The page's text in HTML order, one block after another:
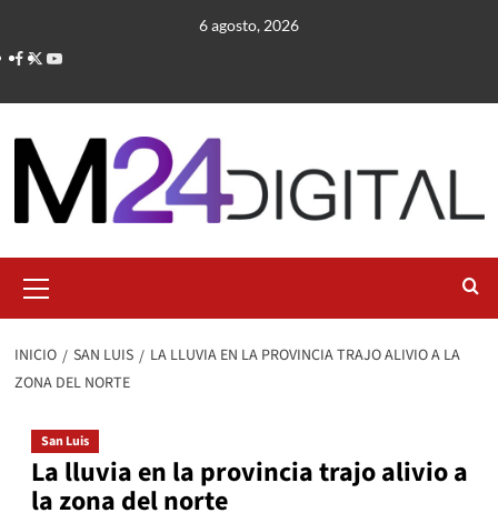
contenido
6 agosto, 2026
primario
INICIO SAN LUIS
LA LLUVIA EN LA PROVINCIA TRAJO ALIVIO A LA
ZONA DEL NORTE
San Luis
La lluvia en la provincia trajo alivio a
la zona del norte